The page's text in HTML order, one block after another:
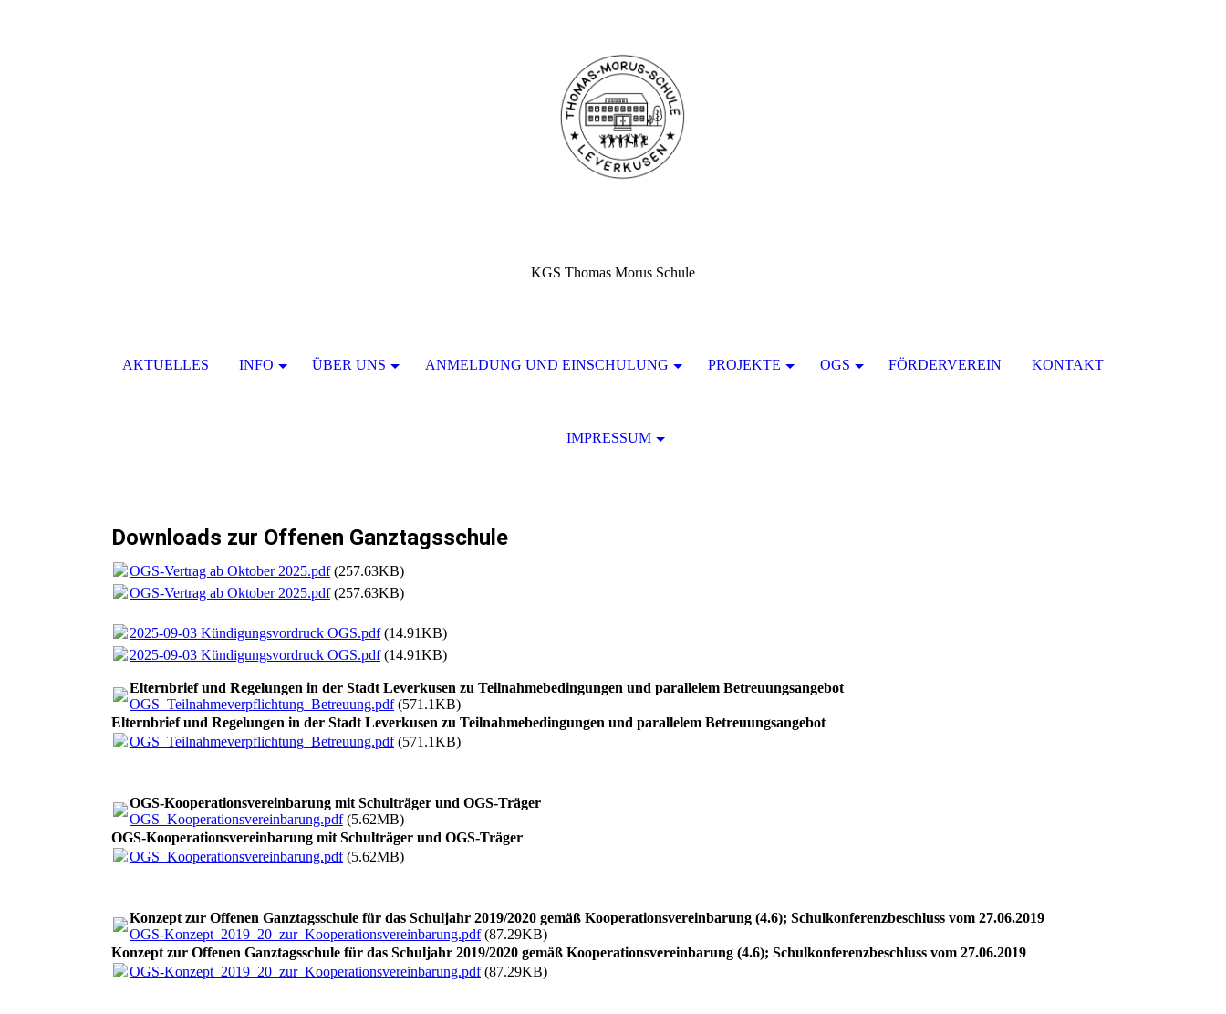
KGS Thomas Morus Schule
AKTUELLES INFO ÜBER UNS ANMELDUNG UND EINSCHULUNG PROJEKTE OGS FÖRDERVEREIN KONTAKT
IMPRESSUM
Downloads zur Offenen Ganztagsschule
OGS-Vertrag ab Oktober 2025.pdf(257.63KB)
OGS-Vertrag ab Oktober 2025.pdf(257.63KB)
2025-09-03 Kündigungsvordruck OGS.pdf(14.91KB)
2025-09-03 Kündigungsvordruck OGS.pdf(14.91KB)
Elternbrief und Regelungen in der Stadt Leverkusen zu Teilnahmebedingungen und parallelem Betreuungsangebot
OGS_Teilnahmeverpflichtung_Betreuung.pdf(571.1KB)
Elternbrief und Regelungen in der Stadt Leverkusen zu Teilnahmebedingungen und parallelem Betreuungsangebot
OGS_Teilnahmeverpflichtung_Betreuung.pdf(571.1KB)
OGS-Kooperationsvereinbarung mit Schulträger und OGS-Träger
OGS_Kooperationsvereinbarung.pdf(5.62MB)
OGS-Kooperationsvereinbarung mit Schulträger und OGS-Träger
OGS_Kooperationsvereinbarung.pdf(5.62MB)
Konzept zur Offenen Ganztagsschule für das Schuljahr 2019/2020 gemäß Kooperationsvereinbarung (4.6); Schulkonferenzbeschluss vom 27.06.2019
OGS-Konzept_2019_20_zur_Kooperationsvereinbarung.pdf(87.29KB)
Konzept zur Offenen Ganztagsschule für das Schuljahr 2019/2020 gemäß Kooperationsvereinbarung (4.6); Schulkonferenzbeschluss vom 27.06.2019
OGS-Konzept_2019_20_zur_Kooperationsvereinbarung.pdf(87.29KB)